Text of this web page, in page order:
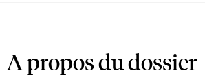
A propos du dossier